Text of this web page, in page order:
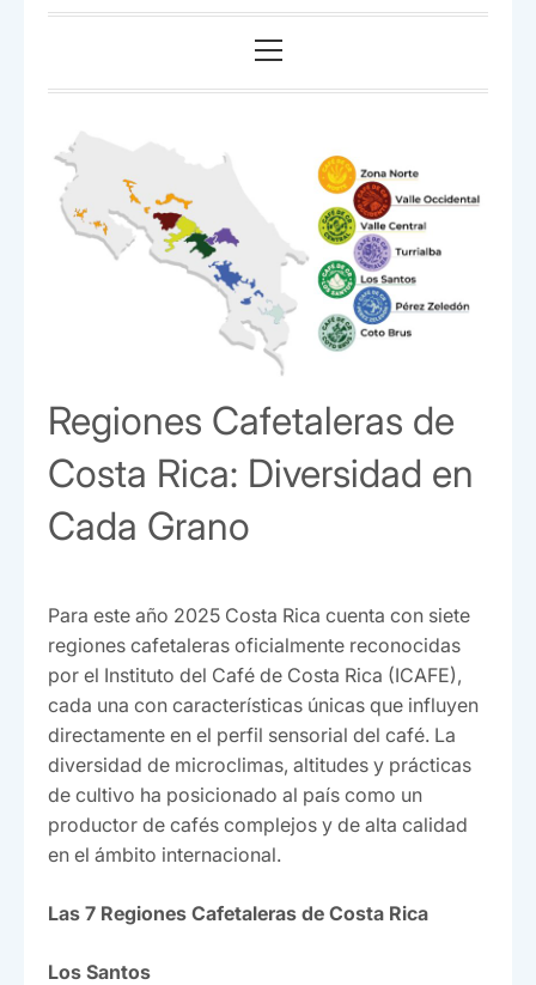
principal
Regiones Cafetaleras de
Costa Rica: Diversidad en
Cada Grano
Para este año 2025 Costa Rica cuenta con siete
regiones cafetaleras oficialmente reconocidas
por el Instituto del Café de Costa Rica (ICAFE),
cada una con características únicas que influyen
directamente en el perfil sensorial del café. La
diversidad de microclimas, altitudes y prácticas
de cultivo ha posicionado al país como un
productor de cafés complejos y de alta calidad
en el ámbito internacional.
Las 7 Regiones Cafetaleras de Costa Rica
Los Santos